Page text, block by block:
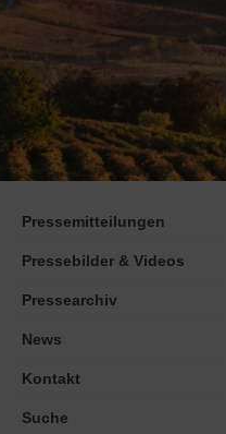
Pressemitteilungen
Pressebilder & Videos
Pressearchiv
News
Kontakt
Suche